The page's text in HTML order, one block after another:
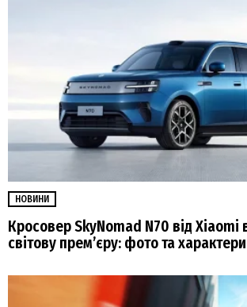
НОВИНИ
Кросовер SkyNomad N70 від Xiaomi
світову прем’єру: фото та